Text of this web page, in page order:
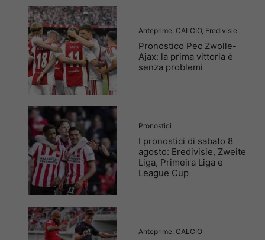
Anteprime CALCIO, Eredivisie
Pronostico Pec Zwolle-
Ajax: la prima vittoria è
senza problemi
Pronostici
I pronostici di sabato 8
agosto: Eredivisie, Zweite
Liga, Primeira Liga e
League Cup
Anteprime CALCIO